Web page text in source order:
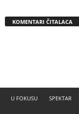
KOMENTARI ČITALACA
U FOKUSU SPEKTAR